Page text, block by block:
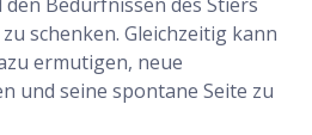
schenken. Gleichzeitig kann
ermutigen, neue
und seine spontane Seite zu